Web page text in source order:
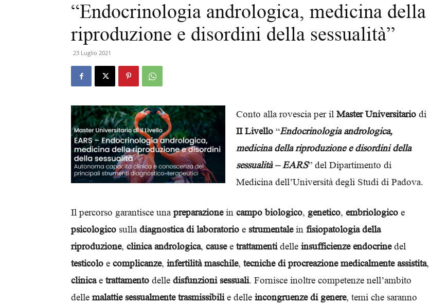
Ordini
Biologi
“Endocrinologia andrologica, medicina della
riproduzione e disordini della sessualità”
23 Luglio 2021
Conto alla rovescia per il Master Universitario di
II Livello “Endocrinologia andrologica,
medicina della riproduzione e disordini della
sessualità – EARS” del Dipartimento di
Medicina dell’Università degli Studi di Padova.
Il percorso garantisce unapreparazionein campo biologico, genetico, embriologico e
psicologico sulladiagnostica di laboratorio e strumentalein fisiopatologia della
riproduzione, clinica andrologica, causee trattamentidelle insufficienze endocrinedel
testicolo e complicanze, infertilità maschile, tecniche di procreazione medicalmente assistita,
clinicae trattamento delle disfunzioni sessuali. Fornisce inoltre competenze nell’ambito
delle malattie sessualmente trasmissibilie delle incongruenze di genere, temi che saranno